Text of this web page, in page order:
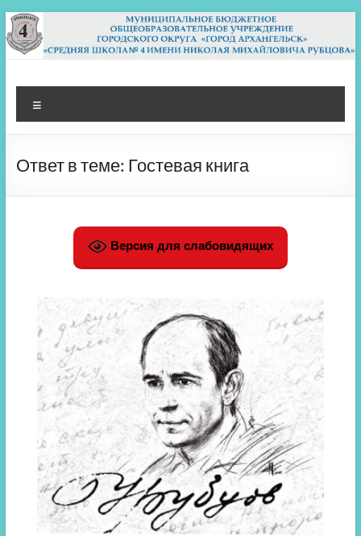
Перейти
к
содержимому
МБОУ СШ 4
Архангельск
Ответ в теме: Гостевая книга
Версия для слабовидящих